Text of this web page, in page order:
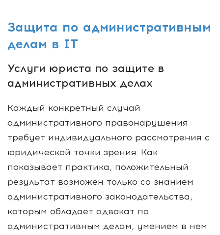
Защита по административным
делам в IT
Услуги юриста по защите в
административных делах
Каждый конкретный случай
административного правонарушения
требует индивидуального рассмотрения с
юридической точки зрения. Как
показывает практика, положительный
результат возможен только со знанием
административного законодательства,
которым обладает адвокат по
административным делам, умением в нем